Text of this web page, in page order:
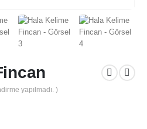
yapılmadı. )